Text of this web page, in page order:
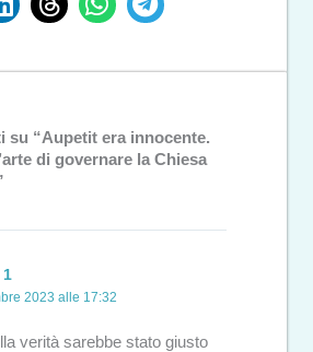
su “Aupetit era innocente.
di governare la Chiesa
1
2023 alle 17:32
verità sarebbe stato giusto